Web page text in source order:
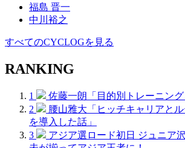
福島 晋一
中川裕之
すべてのCYCLOGを見る
RANKING
1
佐藤一朗「目的別トレーニン
2
腰山雅大「ヒッチキャリアと
を導入した話」
3
アジア選ロード初日 ジュニア